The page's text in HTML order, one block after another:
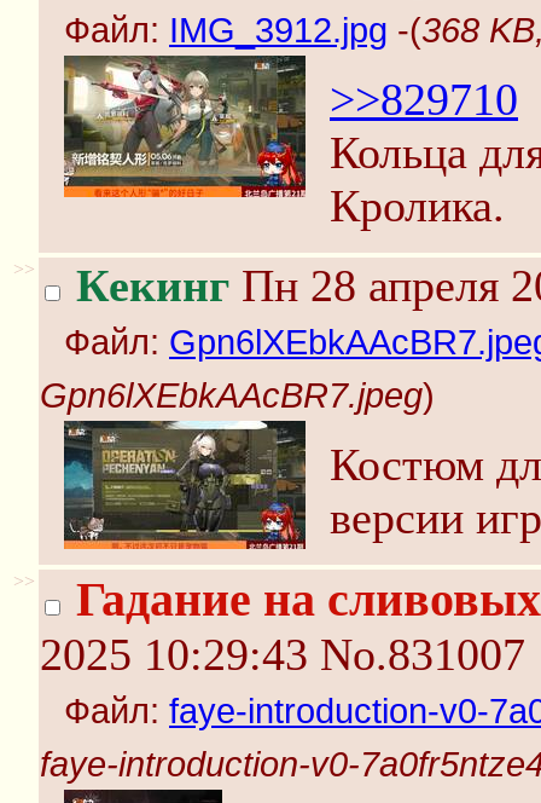
Файл: IMG_3912.jpg -(368
>>829710
Кольца
Кролика.
>> Кекинг Пн 28 апреля
Файл:
Gpn6lXEbkAAcBR7.jpeg)
Костюм
версии
>> Гадание на
2025 10:29:43 No.831007
Файл: faye-introduction-v0-
faye-introduction-v0-